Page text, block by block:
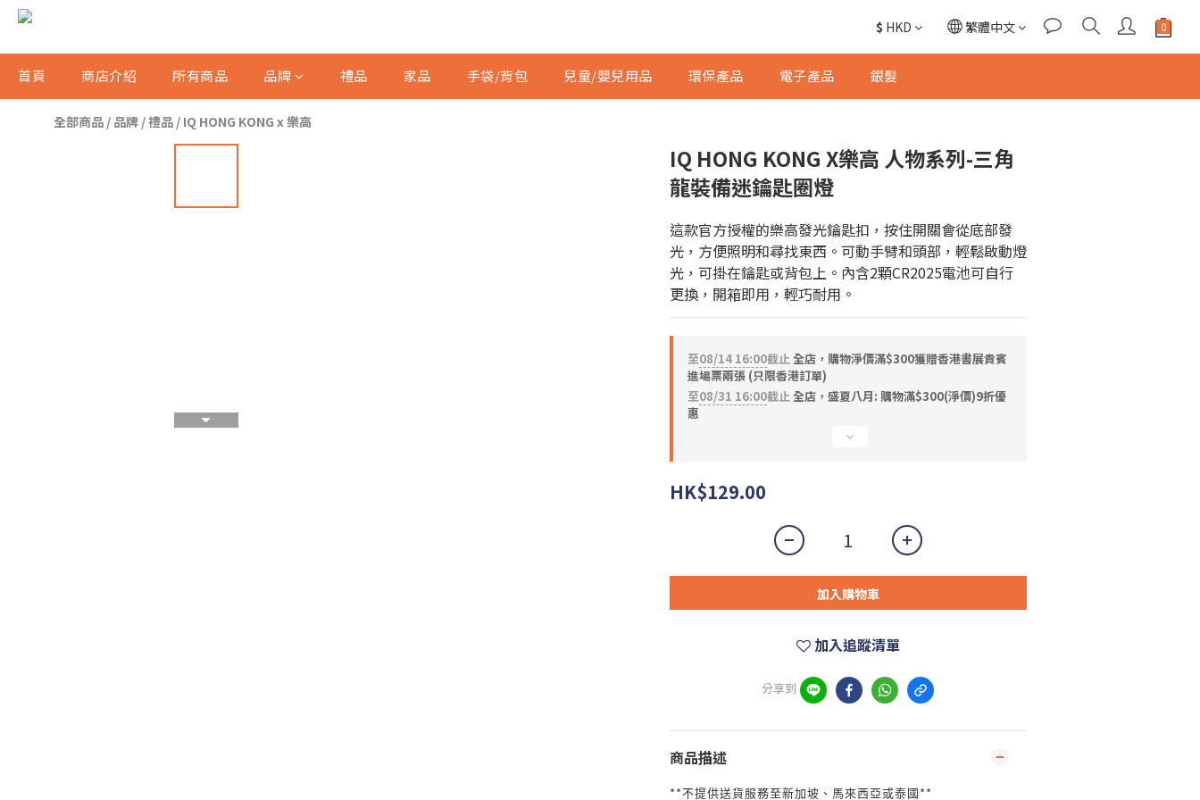
$ HKD 繁體中文
首頁 商店介紹 所有商品 品牌 禮品 家品 手袋/背包 兒童/嬰兒用品 環保產品 電子產品 銀髮
全部商品 / 品牌 /禮品 / IQ HONG KONG x 樂高
IQ HONG KONG X樂高 人物系列-三角
龍裝備迷鑰匙圈燈
這款官方授權的樂高發光鑰匙扣，按住開關會從底部發
光，方便照明和尋找東西。可動手臂和頭部，輕鬆啟動燈
光，可掛在鑰匙或背包上。內含2顆CR2025電池可自行
更換，開箱即用，輕巧耐用。
至08/14 16:00截止全店，購物淨價滿$300獲贈香港書展貴賓
進場票兩張 (只限香港訂單)
至08/31 16:00截止全店，盛夏八月: 購物滿$300(淨價)9折優
惠
HK$129.00
加入購物車
加入追蹤清單
分享到
商品描述
**不提供送貨服務至新加坡、馬來西亞或泰國 **